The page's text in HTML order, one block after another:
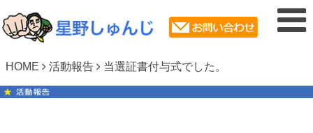
HOME 活動報告 当選証書付与式でした。